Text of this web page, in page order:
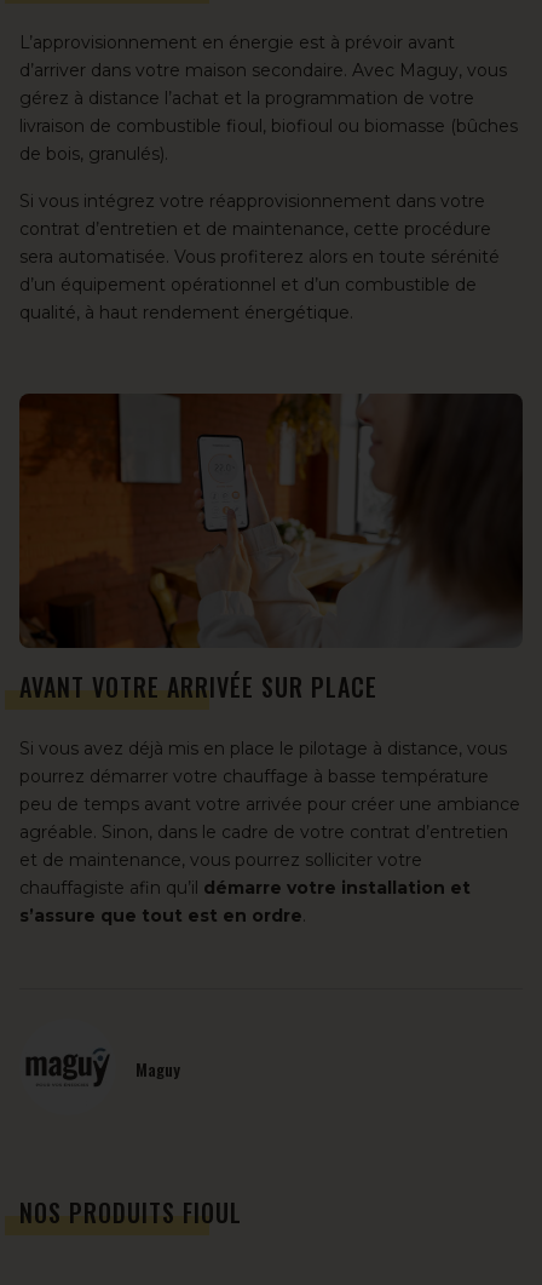
L’approvisionnement en énergie est à prévoir avant
d’arriver dans votre maison secondaire. Avec Maguy, vous
gérez à distance l’achat et la programmation de votre
livraison de combustible fioul, biofioul ou biomasse (bûches
de bois, granulés).
Si vous intégrez votre réapprovisionnement dans votre
contrat d’entretien et de maintenance, cette procédure
sera automatisée. Vous profiterez alors en toute sérénité
d’un équipement opérationnel et d’un combustible de
qualité, à haut rendement énergétique.
AVANT VOTRE ARRIVÉE SUR PLACE
Si vous avez déjà mis en place le pilotage à distance, vous
pourrez démarrer votre chauffage à basse température
peu de temps avant votre arrivée pour créer une ambiance
agréable. Sinon, dans le cadre de votre contrat d’entretien
et de maintenance, vous pourrez solliciter votre
chauffagiste afin qu’il démarre votre installation et
s’assure que tout est en ordre.
Maguy
NOS PRODUITS FIOUL